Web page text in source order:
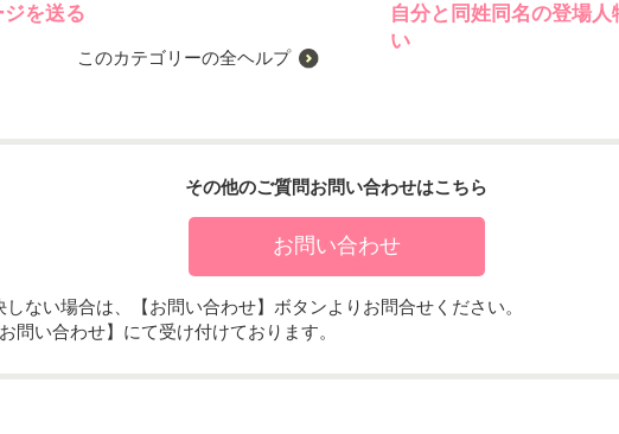
を送る
このカテゴリーの全ヘルプ
自分と同姓同名の登場
い
その他のご質問お問い合わせはこちら
お問い合わせ
ない場合は、【お問い合わせ】ボタンよりお問合せください。
問い合わせ】にて受け付けております。